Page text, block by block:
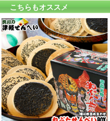
こちらもオススメ